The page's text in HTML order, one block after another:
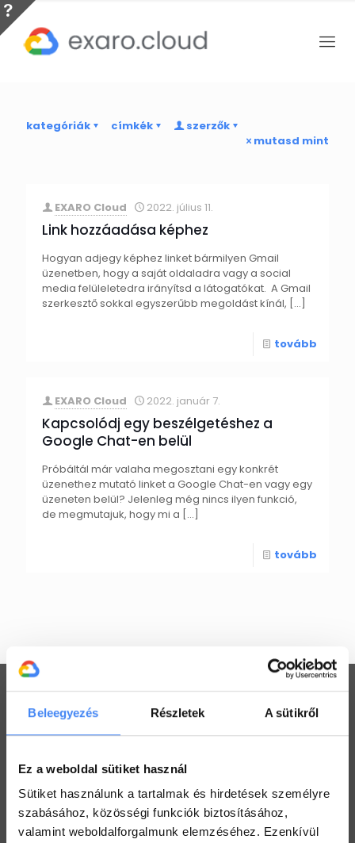
Beleegyezés Részletek A sütikről
Ez a weboldal sütiket használ
Sütiket használunk a tartalmak és hirdetések személyre
szabásához, közösségi funkciók biztosításához,
valamint weboldalforgalmunk elemzéséhez. Ezenkívül
kategóriák címkék
szerzők
mutasd mint
EXARO Cloud 2022. július 11.
Link hozzáadása képhez
Hogyan adjegy képhez linket bármilyen Gmail
üzenetben, hogy a saját oldaladra vagy a social
media felüleletedra irányítsd a látogatókat. A Gmail
szerkesztő sokkal egyszerűbb megoldást kínál, […]
tovább
EXARO Cloud 2022. január 7.
Kapcsolódj egy beszélgetéshez a
Google Chat-en belül
Próbáltál már valaha megosztani egy konkrét
üzenethez mutató linket a Google Chat-en vagy egy
üzeneten belül? Jelenleg még nincs ilyen funkció,
de megmutajuk, hogy mi a […]
tovább
2022. július 26.
Értekezlet szervezése emailen keresztül